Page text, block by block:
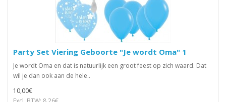
Party Set Viering Geboorte "Je wordt Oma" 1
Je wordt Oma en dat is natuurlijk een groot feest op zich waard. Dat
wil je dan ook aan de hele..
10,00€